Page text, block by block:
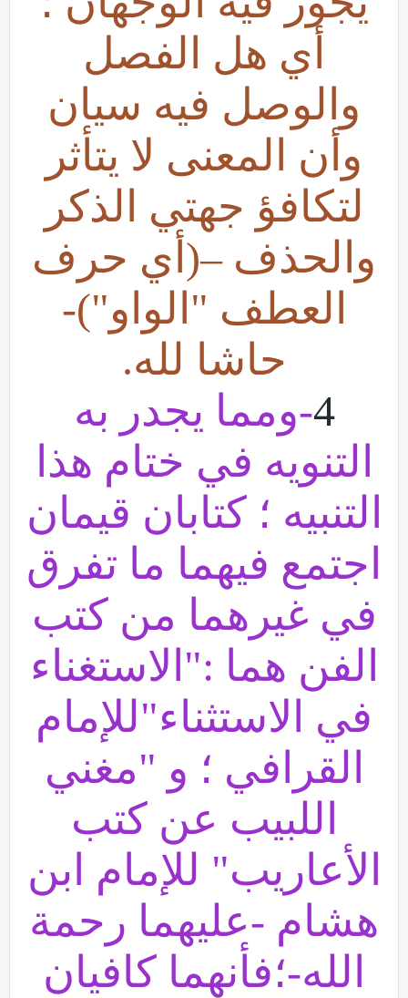
أي هل الفصل
والوصل فيه سيان
وأن المعنى لا يتأثر
لتكافؤ جهتي الذكر
والحذف –(أي حرف
العطف "الواو")-
حاشا لله.
4-ومما يجدر به
التنويه في ختام هذا
التنبيه ؛ كتابان قيمان
اجتمع فيهما ما تفرق
في غيرهما من كتب
الفن هما :"الاستغناء
في الاستثناء"للإمام
القرافي ؛ و "مغني
اللبيب عن كتب
الأعاريب" للإمام ابن
هشام -عليهما رحمة
الله-؛فأنهما كافيان